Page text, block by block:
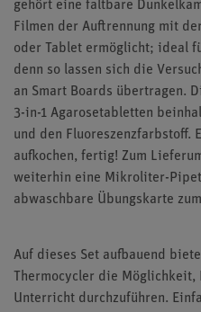
gehört eine faltbare
Filmen der Auftrennung mit
oder Tablet ermöglicht; ideal
denn so lassen sich die
an Smart Boards übertragen.
3-in-1 Agarosetabletten
und den Fluoreszenzfarbstoff.
aufkochen, fertig! Zum
weiterhin eine Mikroliter-
abwaschbare Übungskarte
Auf dieses Set aufbauend
Thermocycler die Möglichkeit,
Unterricht durchzuführen.